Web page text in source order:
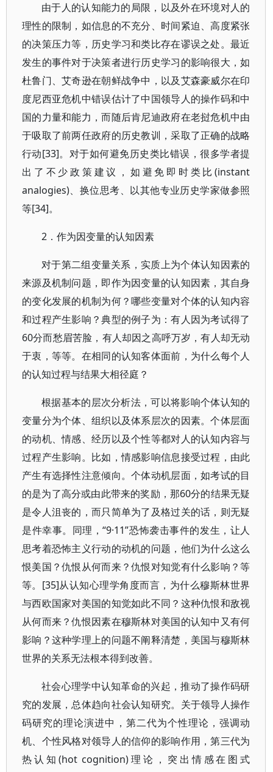
由于人的认知能力的局限，以及外在环境对人的
理性的限制，如信息的不充分、时间紧迫、高度紧张
的决策压力等，历史学习和类比存在谬误之处。最近
发生的事件对于决策者进行历史学习的影响很大，如
杜鲁门、艾奇逊在朝鲜战争中，以及艾森豪威尔在印
度尼西亚危机中错误估计了中国领导人的操作码和中
国的力量和能力，而随后肯尼迪政府在老挝危机中由
于吸取了前两任政府的历史教训，采取了正确的战略
行动[33]。对于如何避免历史类比错误，很多学者提
出了不少政策建议，如避免即时类比(instant
analogies)、换位思考、以其他专业历史学家做参照
等[34]。
2．作为因变量的认知因素
对于第二组变量关系，实质上为个体认知因素的
来源及机制问题，即作为因变量的认知因素，其自身
的变化发展的机制为何？哪些变量对个体的认知内容
和过程产生影响？典型的例子为：有人因为考试得了
60分而愁眉苦脸，有人却因之高呼万岁，有人却无动
于衷，等等。在相同的认知客体面前，为什么每个人
的认知过程与结果大相径庭？
根据基本的层次分析法，可以将影响个体认知的
变量分为个体、组织以及体系层次的因素。个体层面
的动机、情感、经历以及个性等都对人的认知内容与
过程产生影响。比如，情感影响信息接受过程，由此
产生有选择性注意倾向。个体动机层面，如考试的目
的是为了高分或由此带来的奖励，那60分的结果无疑
是令人沮丧的，而只简单为了及格过关的话，则无疑
是件幸事。同理，“9·11”恐怖袭击事件的发生，让人
思考着恐怖主义行动的动机的问题，他们为什么这么
恨美国？仇恨从何而来？仇恨对知觉有什么影响？等
等。[35]从认知心理学角度而言，为什么穆斯林世界
与西欧国家对美国的知觉如此不同？这种仇恨和敌视
从何而来？仇恨因素在穆斯林对美国的认知中又有何
影响？这种学理上的问题不阐释清楚，美国与穆斯林
世界的关系无法根本得到改善。
社会心理学中认知革命的兴起，推动了操作码研
究的发展，总体趋向社会认知研究。关于领导人操作
码研究的理论演进中，第二代为个性理论，强调动
机、个性风格对领导人的信仰的影响作用，第三代为
热认知(hot cognition)理论，突出情感在图式